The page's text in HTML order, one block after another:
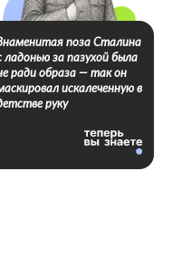
поза Сталина
ладонью за пазухой была
ради образа — так он
искалеченную в
руку